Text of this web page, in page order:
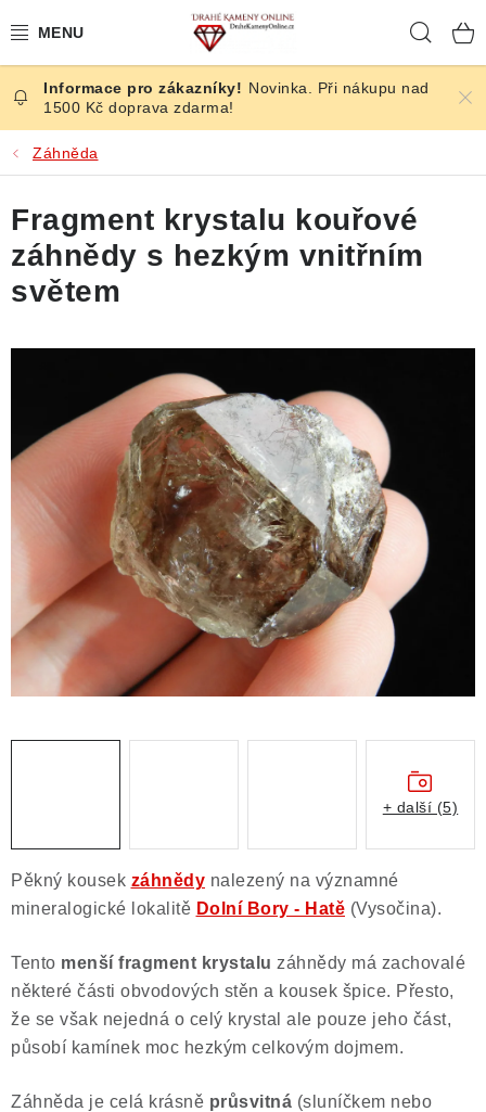
na
ČESKÉ KAMENY
ŠPERKY
KAMENY ZE SVĚTA
BROUŠENÉ
KRYSTALY
ČLÁNKY
NÁŠ PŘÍBĚH
VIDEOGALERIE
Výkup minerálů a drahých kamenů
Formulář pro odstoupení od smlouvy
Poučení o právu na odstoupení od smlouvy
Novinka. Při nákupu nad
1500 Kč doprava zdarma!
Záhněda
Pěkný kousek záhnědy nalezený na významné
mineralogické lokalitě Dolní Bory - Hatě (Vysočina).
Tento menší fragment krystalu záhnědy má zachovalé
některé části obvodových stěn a kousek špice. Přesto,
že se však nejedná o celý krystal ale pouze jeho část,
působí kamínek moc hezkým celkovým dojmem.
Záhněda je celá krásně průsvitná (sluníčkem nebo
Fragment krystalu kouřové
záhnědy s hezkým vnitřním
světem
+ další (5)